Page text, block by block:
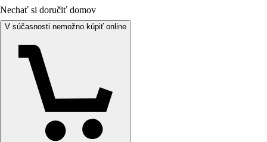
Nechať si doručiť domov
V súčasnosti nemožno kúpiť online